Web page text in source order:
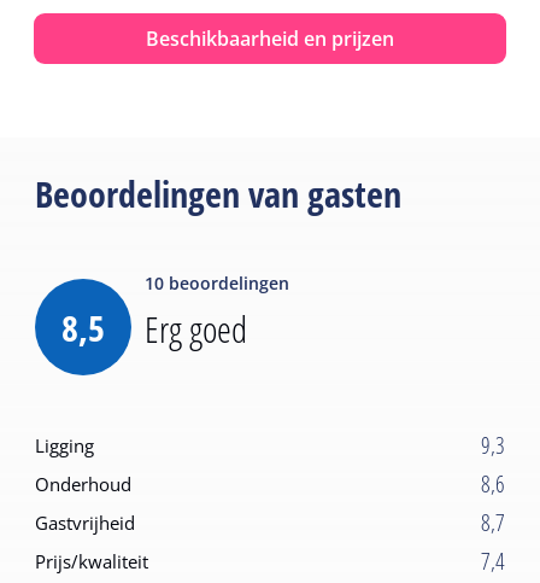
Beschikbaarheid en prijzen
Beoordelingen van gasten
8,5
10 beoordelingen
Erg goed
Ligging 9,3
Onderhoud 8,6
Gastvrijheid 8,7
Prijs/kwaliteit 7,4